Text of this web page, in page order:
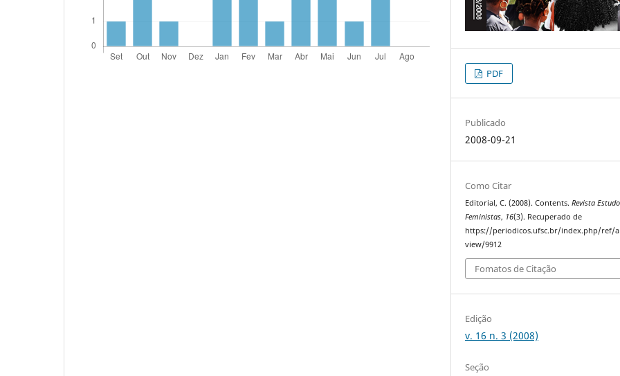
PDF
Publicado
2008-09-21
Como Citar
Editorial, C. (2008). Contents.Revista
Feministas, 16(3). Recuperado de
https://periodicos.ufsc.br/index.php/ref/
view/9912
Fomatos de Citação
Edição
v. 16 n. 3 (2008)
Seção